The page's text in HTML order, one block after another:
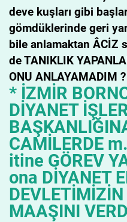
deve kuşları gibi
gömdüklerinde geri
bile anlamaktan ÂCİZ
de TANIKLIK
ONU ANLAYAMADIM ?
* İZMİR
DİYANET
CAMİLERDE
itine GÖREV
ona DİYANET
MAAŞINI